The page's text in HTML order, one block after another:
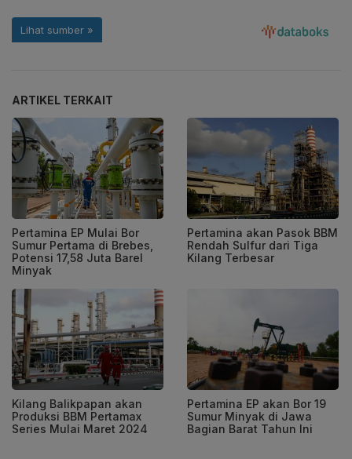
ARTIKEL TERKAIT
Pertamina EP Mulai Bor
Sumur Pertama di Brebes,
Potensi 17,58 Juta Barel
Minyak
Pertamina akan Pasok BBM
Rendah Sulfur dari Tiga
Kilang Terbesar
Kilang Balikpapan akan
Produksi BBM Pertamax
Series Mulai Maret 2024
Pertamina EP akan Bor 19
Sumur Minyak di Jawa
Bagian Barat Tahun Ini